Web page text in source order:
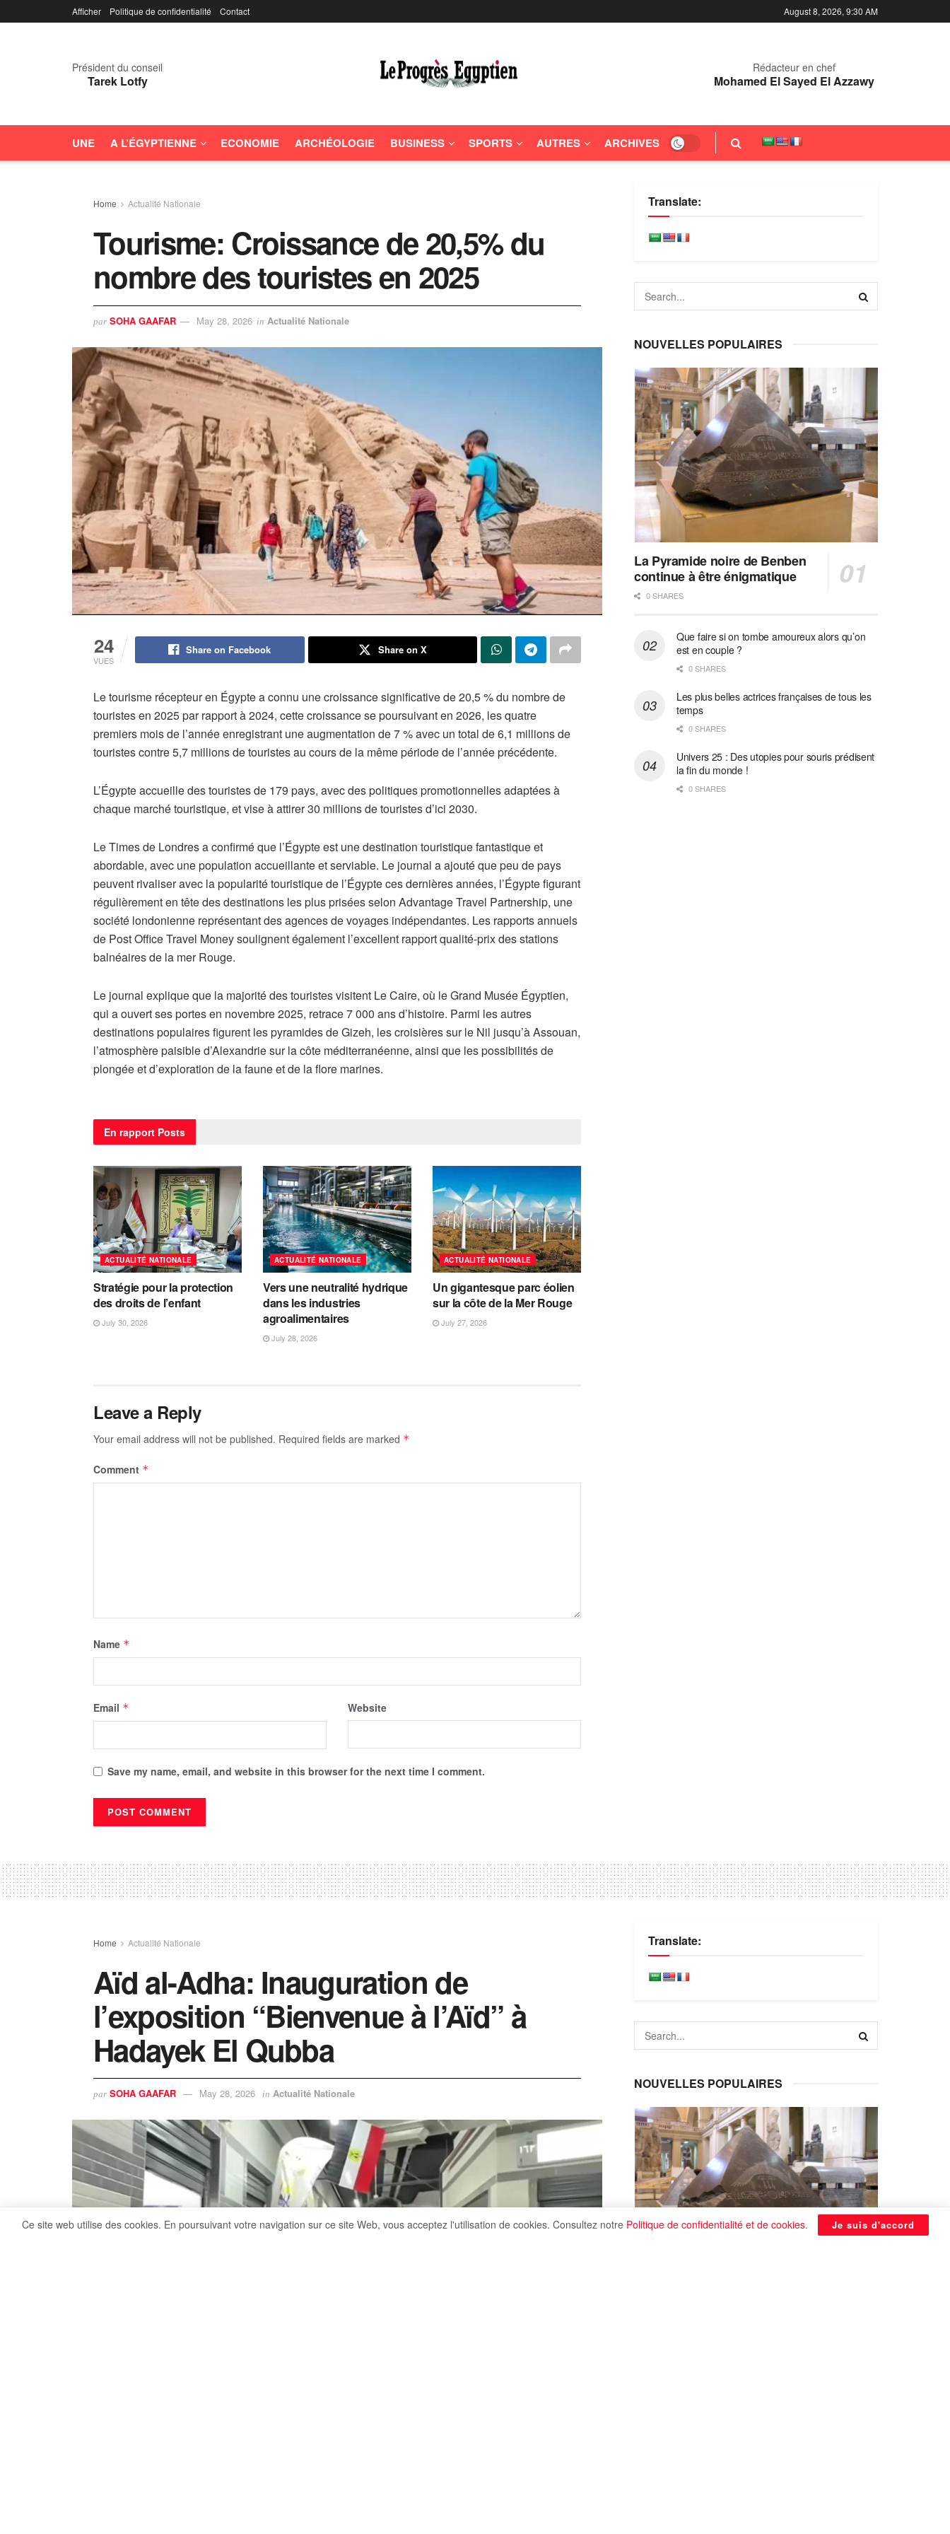
Afficher Politique de confidentialité Contact August 8, 2026, 9:30 AM
Président du conseil
Tarek Lotfy
Rédacteur en chef
Mohamed El Sayed El Azzawy
UNE A L’ÉGYPTIENNE ECONOMIE ARCHÉOLOGIE BUSINESS SPORTS AUTRES ARCHIVES
Home Actualité Nationale
Tourisme: Croissance de 20,5% du
nombre des touristes en 2025
par SOHA GAAFAR May 28, 2026 in Actualité Nationale
24
VUES
Share on Facebook Share on X
Le tourisme récepteur en Égypte a connu une croissance significative de 20,5 % du nombre de
touristes en 2025 par rapport à 2024, cette croissance se poursuivant en 2026, les quatre
premiers mois de l’année enregistrant une augmentation de 7 % avec un total de 6,1 millions de
touristes contre 5,7 millions de touristes au cours de la même période de l’année précédente.
L’Égypte accueille des touristes de 179 pays, avec des politiques promotionnelles adaptées à
chaque marché touristique, et vise à attirer 30 millions de touristes d’ici 2030.
Le Times de Londres a confirmé que l’Égypte est une destination touristique fantastique et
abordable, avec une population accueillante et serviable. Le journal a ajouté que peu de pays
peuvent rivaliser avec la popularité touristique de l’Égypte ces dernières années, l’Égypte figurant
régulièrement en tête des destinations les plus prisées selon Advantage Travel Partnership, une
société londonienne représentant des agences de voyages indépendantes. Les rapports annuels
de Post Office Travel Money soulignent également l’excellent rapport qualité-prix des stations
balnéaires de la mer Rouge.
Le journal explique que la majorité des touristes visitent Le Caire, où le Grand Musée Égyptien,
qui a ouvert ses portes en novembre 2025, retrace 7 000 ans d’histoire. Parmi les autres
destinations populaires figurent les pyramides de Gizeh, les croisières sur le Nil jusqu’à Assouan,
l’atmosphère paisible d’Alexandrie sur la côte méditerranéenne, ainsi que les possibilités de
plongée et d’exploration de la faune et de la flore marines.
En rapport Posts
ACTUALITÉ NATIONALE
Stratégie pour la protection
des droits de l’enfant
July 30, 2026
ACTUALITÉ NATIONALE
Vers une neutralité hydrique
dans les industries
agroalimentaires
July 28, 2026
ACTUALITÉ NATIONALE
Un gigantesque parc éolien
sur la côte de la Mer Rouge
July 27, 2026
Leave a Reply
Your email address will not be published. Required fields are marked *
Comment *
Name *
Email * Website
Save my name, email, and website in this browser for the next time I comment.
Translate:
NOUVELLES POPULAIRES
La Pyramide noire de Benben
continue à être énigmatique
0 SHARES
Que faire si on tombe amoureux alors qu’on
est en couple ?
0 SHARES
Les plus belles actrices françaises de tous les
temps
0 SHARES
Univers 25 : Des utopies pour souris prédisent
la fin du monde !
0 SHARES
Home Actualité Nationale
Aïd al-Adha: Inauguration de
l’exposition “Bienvenue à l’Aïd” à
Hadayek El Qubba
par SOHA GAAFAR May 28, 2026 in Actualité Nationale
Translate:
NOUVELLES POPULAIRES
Ce site web utilise des cookies. En poursuivant votre navigation sur ce site Web, vous acceptez l'utilisation de cookies. Consultez notre Politique de confidentialité et de cookies. Je suis d'accord